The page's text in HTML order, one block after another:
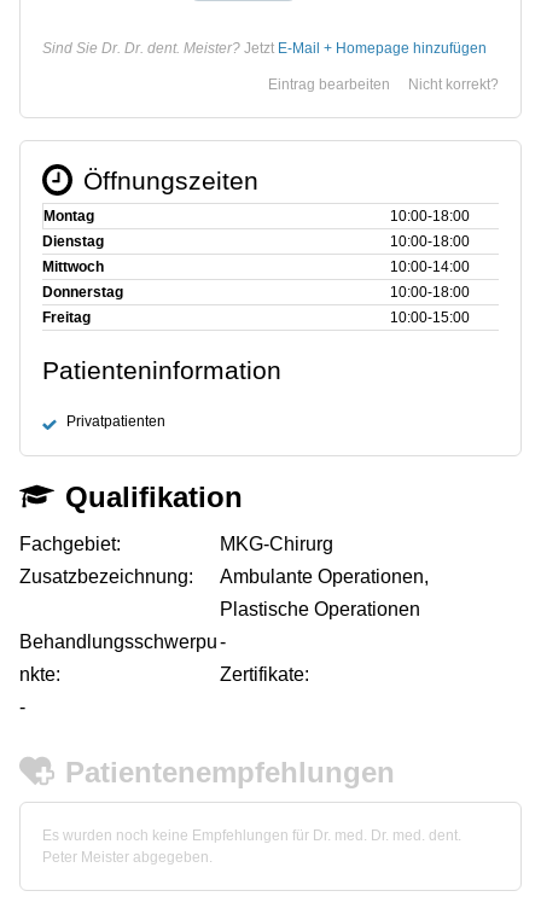
Sind Sie Dr. Dr. dent. Meister? Jetzt E-Mail + Homepage hinzufügen
Nicht korrekt?
Eintrag bearbeiten
Öffnungszeiten
Montag
10:00‑18:00
Dienstag
10:00‑18:00
Mittwoch
10:00‑14:00
Donnerstag
10:00‑18:00
Freitag
10:00‑15:00
Patienteninformation
Privatpatienten
Qualifikation
Fachgebiet:
MKG-Chirurg
Zusatzbezeichnung:
Ambulante Operationen,
Plastische Operationen
Behandlungsschwerpu
nkte:
-
Zertifikate:
-
Patientenempfehlungen
Es wurden noch keine Empfehlungen für Dr. med. Dr. med. dent.
Peter Meister abgegeben.